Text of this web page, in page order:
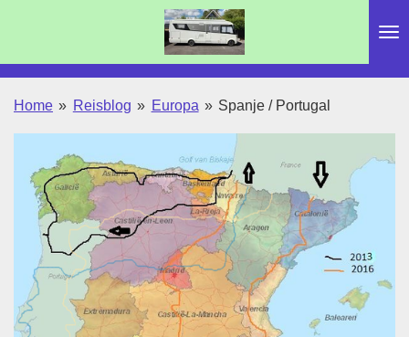
de
Home » Reisblog » Europa » Spanje / Portugal